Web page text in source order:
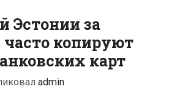
Эстонии за
часто копируют
карт
admin